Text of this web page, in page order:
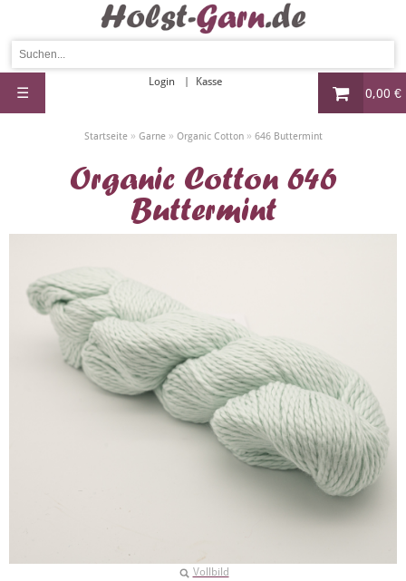
0,00 €
Login Kasse
☰
Startseite» Garne» Organic Cotton» 646 Buttermint
Organic Cotton 646
Buttermint
Vollbild